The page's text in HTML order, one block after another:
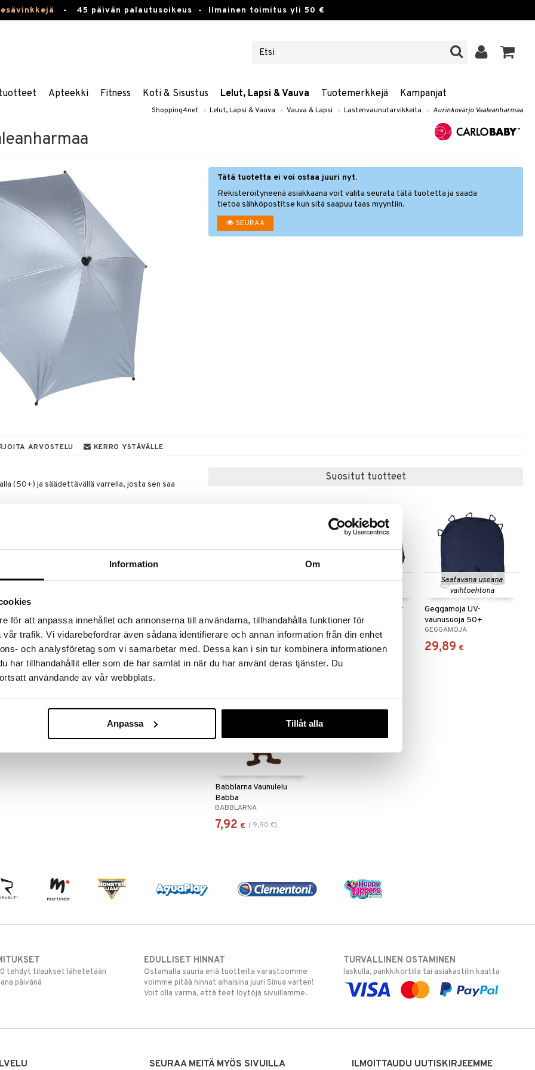
Information Om
för att anpassa innehållet och annonserna till användarna, tillhandahålla funktioner för
trafik. Vi vidarebefordrar även sådana identifierare och annan information från din enhet
och analysföretag som vi samarbetar med. Dessa kan i sin tur kombinera informationen
har tillhandahållit eller som de har samlat in när du har använt deras tjänster. Du
användande av vår webbplats.
Anpassa Tillåt alla
- 45 päivän palautusoikeus - Ilmainen toimitus yli 50 €
Apteekki Fitness Koti & Sisustus Lelut, Lapsi & Vauva Tuotemerkkejä Kampanjat
Shopping4net » Lelut, Lapsi & Vauva » Vauva & Lapsi » Lastenvaunutarvikkeita » Aurinkovarjo Vaaleanharmaa
Tätä tuotetta ei voi ostaa juuri nyt.
Rekisteröityneenä asiakkaana voit valita seurata tätä tuotetta ja saada
tietoa sähköpostitse kun sitä saapuu taas myyntiin.
SEURAA
ARVOSTELU KERRO YSTÄVÄLLE
(50+) ja säädettävällä varrella, josta sen saa
Suositut tuotteet
Saatavana useana
50+
GEGGAMOJA
29,89 €
Saatavana useana
Dooky Universal Cover
DOOKY
alk.14,90 €
Saatavana useana
vaihtoehtona
Geggamoja UV-
vaunusuoja 50+
GEGGAMOJA
29,89 €
Babblarna Vaunulelu
Babba
BABBLARNA
7,92 € ( 9,90 €)
kampanja
tehdyt tilaukset lähetetään
päivänä
EDULLISET HINNAT
Ostamalla suuria eriä tuotteita varastoomme
voimme pitää hinnat alhaisina juuri Sinua varten!
Voit olla varma, että teet löytöjä sivuillamme.
TURVALLINEN OSTAMINEN
laskulla, pankkikortilla tai asiakastilin kautta
SEURAA MEITÄ MYÖS SIVUILLA ILMOITTAUDU UUTISKIRJEEMME